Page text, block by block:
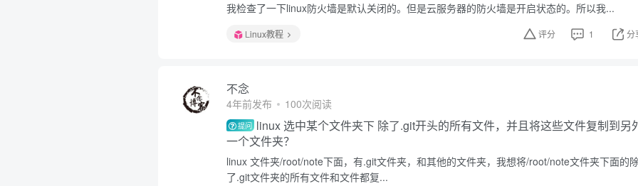
我检查了一下linux防火墙是默认关闭的。但是云服务器的防火墙是开启状态的。所以我...
Linux教程 评分 1 分
不念
4年前发布 100次阅读
提问 linux 选中某个文件夹下 除了.git开头的所有文件，并且将这些文件复制到另
一个文件夹？
linux 文件夹/root/note下面，有.git文件夹，和其他的文件夹，我想将/root/note文件夹下面的
了.git文件夹的所有文件和文件都复...